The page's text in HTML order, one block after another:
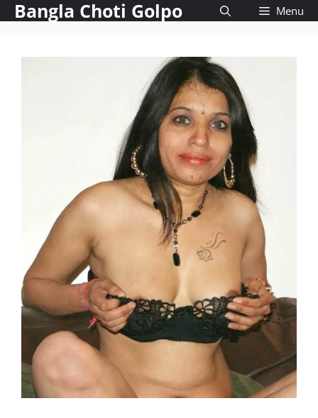
Skip
to
Bangla Choti Golpo Menu